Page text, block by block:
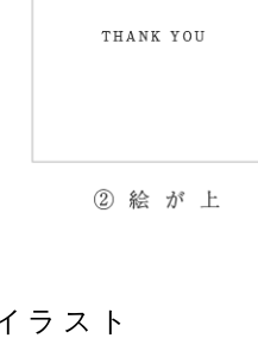
ラスト